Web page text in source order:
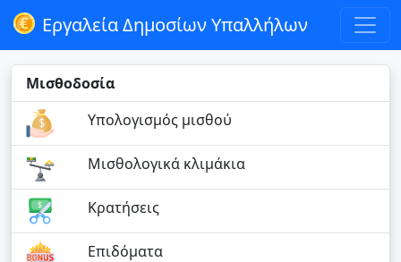
Εργαλεία Δημοσίων Υπαλλήλων
Μισθοδοσία
Υπολογισμός μισθού
Μισθολογικά κλιμάκια
Κρατήσεις
Επιδόματα